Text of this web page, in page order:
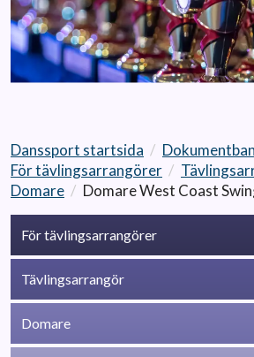
Danssport startsida /
För tävlingsarrangörer /
Domare / Domare West Coast
För tävlingsarrangörer
Tävlingsarrangör
Domare